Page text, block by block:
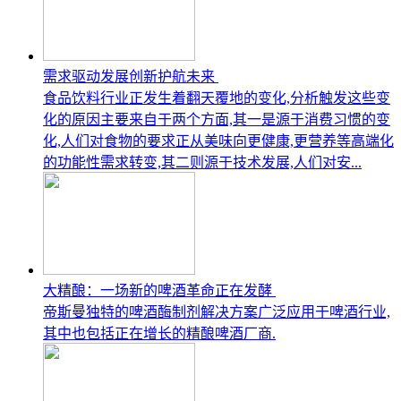
需求驱动发展创新护航未来
食品饮料行业正发生着翻天覆地的变化,分析触发这些变
化的原因主要来自于两个方面,其一是源于消费习惯的变
化,人们对食物的要求正从美味向更健康,更营养等高端化
的功能性需求转变,其二则源于技术发展,人们对安...
大精酿：一场新的啤酒革命正在发酵
帝斯曼独特的啤酒酶制剂解决方案广泛应用于啤酒行业,
其中也包括正在增长的精酿啤酒厂商.